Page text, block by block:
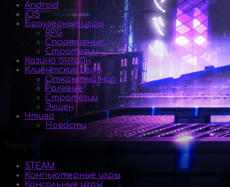
Android
iOS
Браузерные игры
RPG
Спортивные
Стратегии
Казино онлайн
Клиентские игры
Открытый мир
Ролевые
Стратегии
Экшен
Чтиво
Новости
STEAM
Компьютерные игры
Консольные игры